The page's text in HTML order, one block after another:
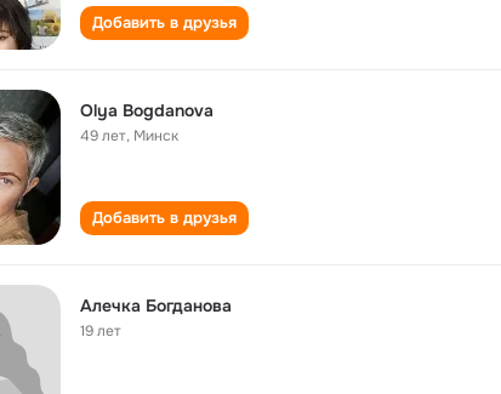
Добавить в друзья
Olya Bogdanova
49 лет, Минск
Добавить в друзья
Алечка Богданова
19 лет